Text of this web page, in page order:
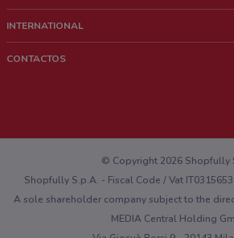
¿Quiénes Somos?
Trabaja con nosotros
Contacto comercial
INTERNATIONAL
CONTACTOS
¿Encontraste un problema en la web o en la
© Copyright 2026 Shopfully
Shopfully S.p.A. - Fiscal Code / Vat
A sole shareholder company subject to the
MEDIA Central Holding